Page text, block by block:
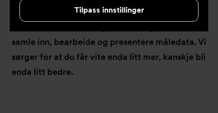
Tilpass innstillinger
Korrekte målinger krever pålitelige målere. Men
samle inn, bearbeide og presentere måledata. Vi
sørger for at du får vite enda litt mer, kanskje bli
enda litt bedre.